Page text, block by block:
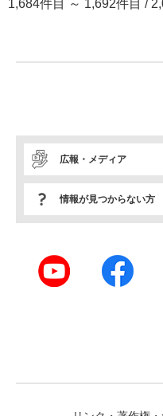
1,684件目 ～ 1,692件目 /
広報・メディア
情報が見つからない方